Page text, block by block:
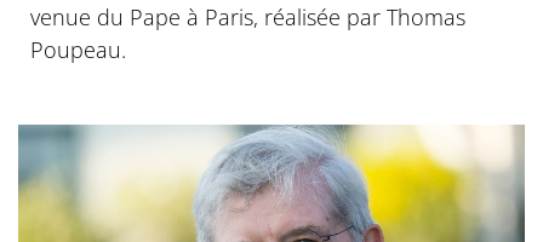
venue du Pape à Paris, réalisée par Thomas
Poupeau.